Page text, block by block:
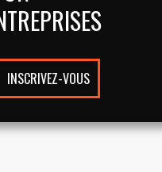
INSCRIVEZ-VOUS